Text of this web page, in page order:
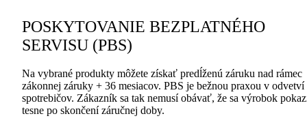
POSKYTOVANIE BEZPLATNÉHO
SERVISU (PBS)
Na vybrané produkty môžete získať predĺženú záruku nad rámec
zákonnej záruky + 36 mesiacov. PBS je bežnou praxou v odvetví
spotrebičov. Zákazník sa tak nemusí obávať, že sa výrobok
tesne po skončení záručnej doby.